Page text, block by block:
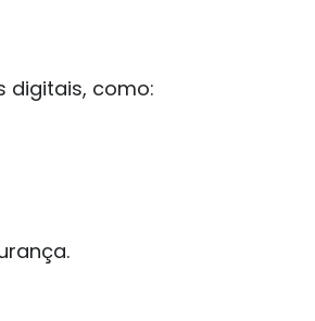
digitais, como: